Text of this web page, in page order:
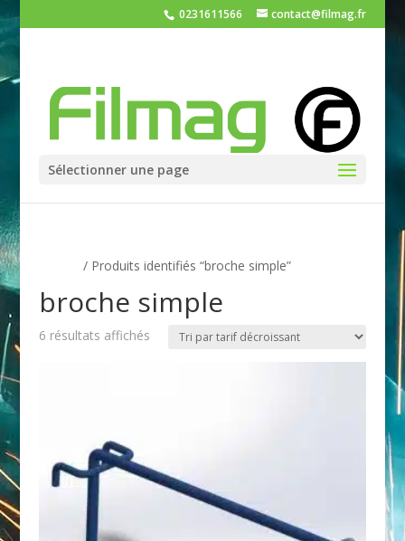
0231611566 contact@filmag.fr
Sélectionner une page
/ Produits identifiés “broche simple”
broche simple
6 résultats affichésTrié